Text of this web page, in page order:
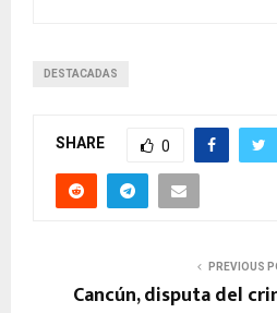
DESTACADAS
SHARE 0
PREVIOUS
Cancún, disputa del